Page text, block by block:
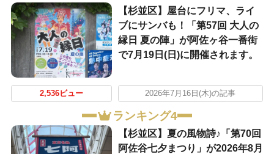
【杉並区】屋台にフリマ、ライ
ブにサンバも！「第57回 大人の
縁日 夏の陣」が阿佐ヶ谷一番街
で7月19日(日)に開催されます。
2,536ビュー 2026年7月16日(木)の記事
ランキング4
【杉並区】夏の風物詩♪「第70回
阿佐谷七夕まつり」が2026年8月